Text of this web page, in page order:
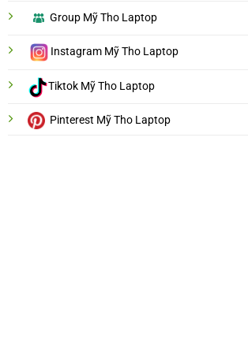
Group Mỹ Tho Laptop
Instagram Mỹ Tho Laptop
Tiktok Mỹ Tho Laptop
Pinterest Mỹ Tho Laptop